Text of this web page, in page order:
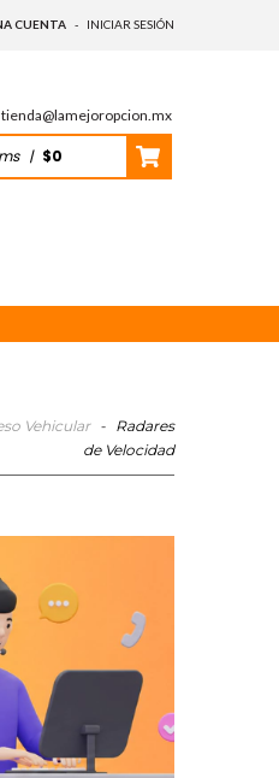
CUENTA - INICIAR SESIÓN
tienda@lamejoropcion.mx
| $0
Vehicular - Radares
de Velocidad